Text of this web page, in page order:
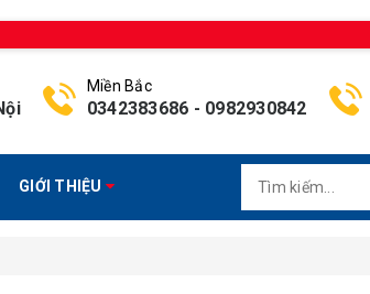
Miền Bắc
0342383686 - 0982930842
GIỚI THIỆU